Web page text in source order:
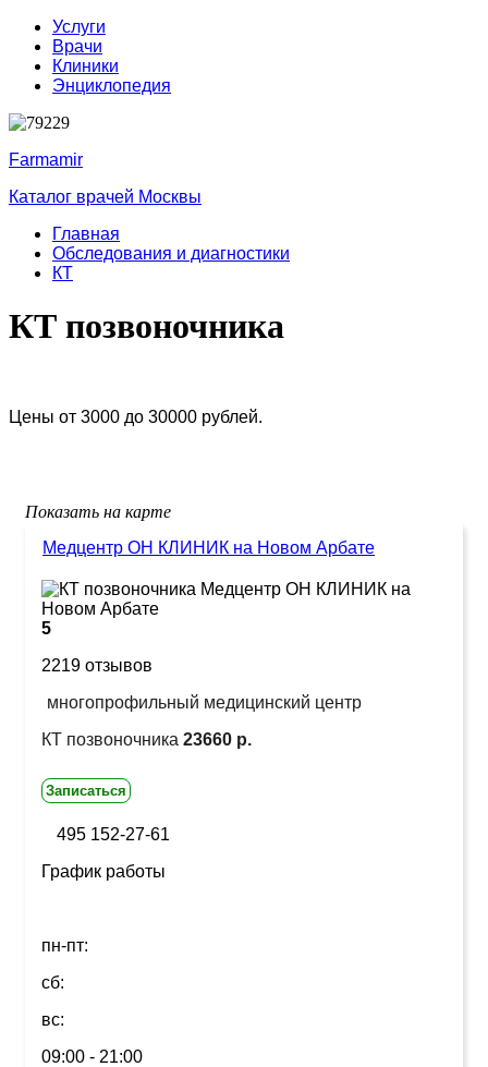
Услуги
Врачи
Клиники
Энциклопедия
Farmamir
Каталог врачей Москвы
Главная
Обследования и диагностики
КТ
КТ позвоночника
Цены от 3000 до 30000 рублей.
Показать на карте
Медцентр ОН КЛИНИК на Новом Арбате
5
2219 отзывов
многопрофильный медицинский центр
КТ позвоночника 23660 р.
Записаться
495 152-27-61
График работы
пн-пт:
сб:
вс:
09:00 - 21:00